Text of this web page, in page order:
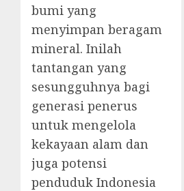
bumi yang
menyimpan beragam
mineral. Inilah
tantangan yang
sesungguhnya bagi
generasi penerus
untuk mengelola
kekayaan alam dan
juga potensi
penduduk Indonesia